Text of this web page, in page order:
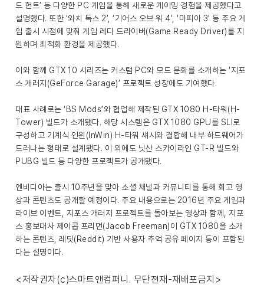
드 헌트’ 등 다양한 PC 게임을 통해 새로운 게이밍 경험을 제공했다고
설명했다. 또한 ‘와치 독스 2’, ‘기어스 오브 워 4’, ‘마피아 3’ 등 주요 게
임 출시 시점에 맞춰 게임 레디 드라이버(Game Ready Driver)를 지
원하며 최적화 환경을 제공했다.
이와 함께 GTX 10 시리즈는 커스텀 PC와 모드 문화를 소개하는 ‘지포
스 개러지(GeForce Garage)’ 프로젝트 성장에도 기여했다.
대표 사례로는 ‘BS Mods’와 협업해 제작된 GTX 1080 H-타워(H-
Tower) 빌드가 소개됐다. 해당 시스템은 GTX 1080 GPU를 SLI로
구성하고 기계식 인윈(InWin) H-타워 섀시와 결합해 내부 하드웨어가
드러나는 형태로 설계됐다. 이 외에도 닛산 스카이라인 GT-R 빌드와
PUBG 빌드 등 다양한 프로젝트가 공개됐다.
엔비디아는 출시 10주년을 맞아 소셜 채널과 커뮤니티를 통해 회고 영
상과 콘텐츠도 공개할 예정이다. 주요 내용으로는 2016년 주요 게임과
라이브 이벤트, 지포스 개러지 프로젝트를 돌아보는 영상과 함께, 지포
스 홍보대사 제이콥 프리먼(Jacob Freeman)이 GTX 1080을 소개
하는 콘텐츠, 레딧(Reddit) 기반 사용자 추억 공유 페이지 등이 포함된
다는 설명이다.
<저작권자(c)스마트앤컴퍼니. 무단전재-재배포금지>